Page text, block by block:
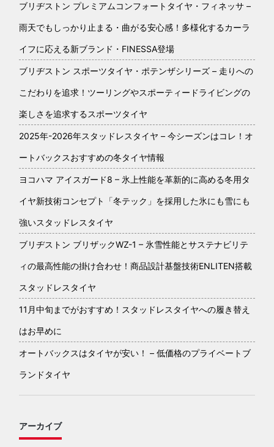
ブリヂストン プレミアムコンフォートタイヤ・フィネッサ –
雨天でもしっかり止まる・曲がる安心感！多様化するカーラ
イフに応える新ブランド・FINESSA登場
ブリヂストン スポーツタイヤ・ポテンザシリーズ – 走りへの
こだわりを追求！ツーリングやスポーティードライビングの
楽しさを追求するスポーツタイヤ
2025年-2026年スタッドレスタイヤ – 今シーズンはコレ！オ
ートバックスおすすめの冬タイヤ情報
ヨコハマ アイスガード8 – 氷上性能を革新的に高める冬用タ
イヤ新技術コンセプト「冬テック」を採用した氷にも雪にも
強いスタッドレスタイヤ
ブリヂストン ブリザックWZ-1 – 氷雪性能とサステナビリテ
ィの最高性能の掛け合わせ！商品設計基盤技術ENLITEN搭載
スタッドレスタイヤ
11月中旬までがおすすめ！スタッドレスタイヤへの履き替え
はお早めに
オートバックスはタイヤが安い！ – 低価格のプライベートブ
ランドタイヤ
アーカイブ